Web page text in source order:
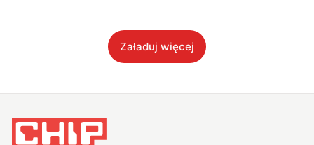
Załaduj więcej